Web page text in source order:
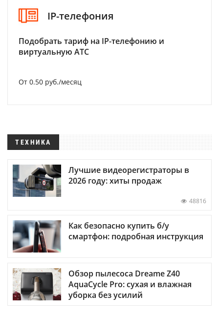
IP-телефония
Подобрать тариф на IP-телефонию и
виртуальную АТС
От 0.50 руб./месяц
ТЕХНИКА
Лучшие видеорегистраторы в
2026 году: хиты продаж
48816
Как безопасно купить б/у
смартфон: подробная инструкция
Обзор пылесоса Dreame Z40
AquaCycle Pro: сухая и влажная
уборка без усилий